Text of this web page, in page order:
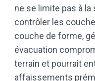
ne se limite pas à
contrôler les
couche de forme,
évacuation
terrain et pourrait
affaissements